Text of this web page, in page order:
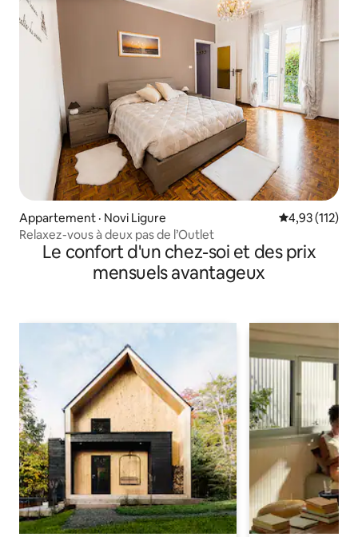
Appartement · Novi Ligure Note
4,93 (112)
Relaxez-vous à deux pas de l’Outlet
Le confort d'un chez-soi et des prix
mensuels avantageux